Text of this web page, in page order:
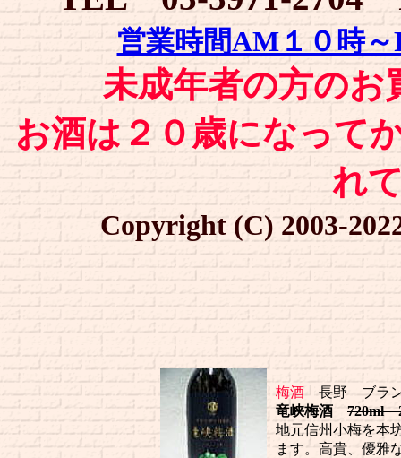
営業時間AM１０時
未成年者の方のお
お酒は２０歳になって
れ
Copyright (C) 2003-
梅酒長野 ブラン
竜峡梅酒
720ml
地元信州小梅を本
ます。高貴、優雅